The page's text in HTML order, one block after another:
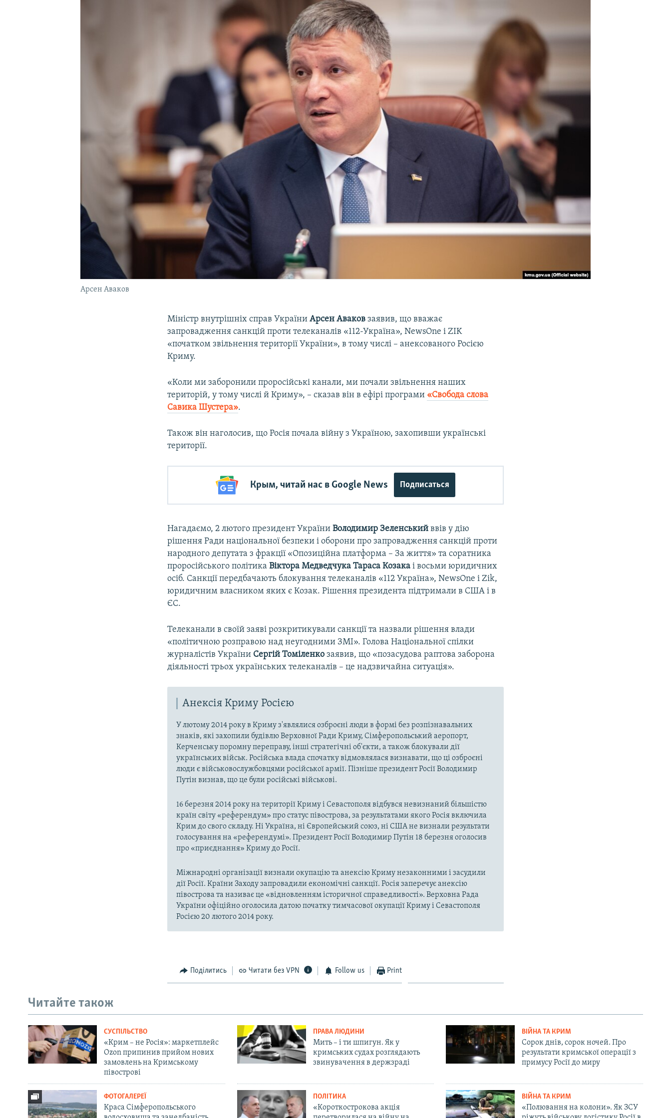
Арсен Аваков
Міністр внутрішніх справ УкраїниАрсен Аваков заявив, що вважає
запровадження санкцій проти телеканалів «112-Україна», NewsOne і ZIK
«початком звільнення території України», в тому числі – анексованого Росією
Криму.
«Коли ми заборонили проросійські канали, ми почали звільнення наших
територій, у тому числі й Криму», – сказав він в ефірі програми «Свобода слова
Савика Шустера».
Також він наголосив, що Росія почала війну з Україною, захопивши українські
території.
Крым, читай нас в Google News Подписаться
Нагадаємо, 2 лютого президент УкраїниВолодимир Зеленський ввів у дію
рішення Ради національної безпеки і оборони про запровадження санкцій проти
народного депутата з фракції «Опозиційна платформа – За життя» та соратника
проросійського політикаВіктора Медведчука Тараса Козака і восьми юридичних
осіб. Санкції передбачають блокування телеканалів «112 Україна», NewsOne і Zik,
юридичним власником яких є Козак. Рішення президента підтримали в США і в
ЄС.
Телеканали в своїй заяві розкритикували санкції та назвали рішення влади
«політичною розправою над неугодними ЗМІ». Голова Національної спілки
журналістів України Сергій Томіленкозаявив, що «позасудова раптова заборона
діяльності трьох українських телеканалів – це надзвичайна ситуація».
Анексія Криму Росією
У лютому 2014 року в Криму з'являлися озброєні люди в формі без розпізнавальних
знаків, які захопили будівлю Верховної Ради Криму, Сімферопольський аеропорт,
Керченську поромну переправу, інші стратегічні об'єкти, а також блокували дії
українських військ. Російська влада спочатку відмовлялася визнавати, що ці озброєні
люди є військовослужбовцями російської армії. Пізніше президент Росії Володимир
Путін визнав, що це були російські військові.
16 березня 2014 року на території Криму і Севастополя відбувся невизнаний більшістю
країн світу «референдум» про статус півострова, за результатами якого Росія включила
Крим до свого складу. Ні Україна, ні Європейський союз, ні США не визнали результати
голосування на «референдумі». Президент Росії Володимир Путін 18 березня оголосив
про «приєднання» Криму до Росії.
Міжнародні організації визнали окупацію та анексію Криму незаконними і засудили
дії Росії. Країни Заходу запровадили економічні санкції. Росія заперечує анексію
півострова та називає це «відновленням історичної справедливості». Верховна Рада
України офіційно оголосила датою початку тимчасової окупації Криму і Севастополя
Росією 20 лютого 2014 року.
Поділитись Читати без VPN Follow us Print
Читайте також
СУСПІЛЬСТВО
«Крим – не Росія»: маркетплейс
Ozon припинив прийом нових
замовлень на Кримському
півострові
ПРАВА ЛЮДИНИ
Мить – і ти шпигун. Як у
кримських судах розглядають
звинувачення в держзраді
ВІЙНА ТА КРИМ
Сорок днів, сорок ночей. Про
результати кримської операції з
примусу Росії до миру
ФОТОГАЛЕРЕЇ
Краса Сімферопольського
ПОЛІТИКА
«Короткострокова акція
ВІЙНА ТА КРИМ
«Полювання на колони». Як ЗСУ